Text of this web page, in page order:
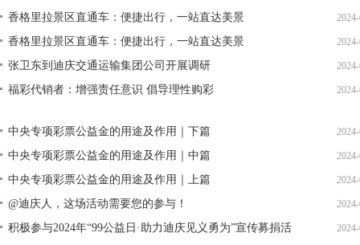
单公示
香格里拉景区直通车：便捷出行，一站直达美景
香格里拉景区直通车：便捷出行，一站直达美景
张卫东到迪庆交通运输集团公司开展调研
福彩代销者：增强责任意识 倡导理性购彩
中央专项彩票公益金的用途及作用｜下篇
中央专项彩票公益金的用途及作用｜中篇
中央专项彩票公益金的用途及作用｜上篇
@迪庆人，这场活动需要您的参与！
积极参与2024年“99公益日·助力迪庆见义勇为”宣传募捐活